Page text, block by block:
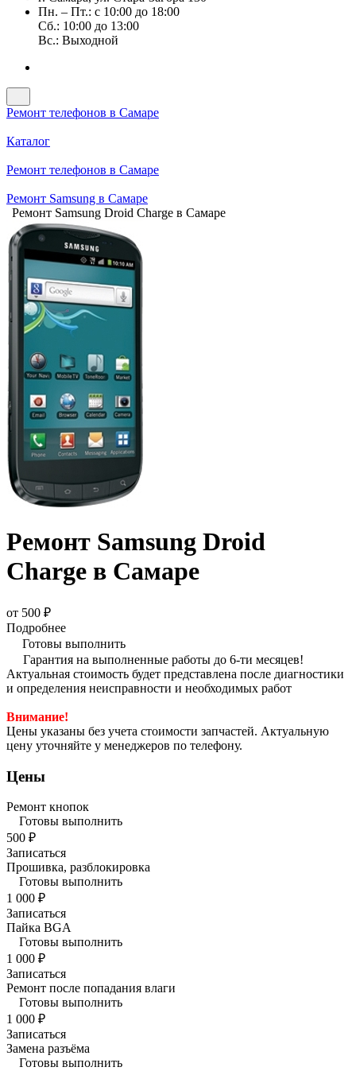
Пн. – Пт.: с 10:00 до 18:00
Сб.: 10:00 до 13:00
Вс.: Выходной
Ремонт телефонов в Самаре
Каталог
Ремонт телефонов в Самаре
Ремонт Samsung в Самаре
Ремонт Samsung Droid Charge в Самаре
Ремонт Samsung Droid
Charge в Самаре
от 500 ₽
Подробнее
Готовы выполнить
Гарантия на выполненные работы до 6-ти месяцев!
Актуальная стоимость будет представлена после диагностики
и определения неисправности и необходимых работ
Внимание!
Цены указаны без учета стоимости запчастей. Актуальную
цену уточняйте у менеджеров по телефону.
Цены
Ремонт кнопок
Готовы выполнить
500 ₽
Записаться
Прошивка, разблокировка
Готовы выполнить
1 000 ₽
Записаться
Пайка BGA
Готовы выполнить
1 000 ₽
Записаться
Ремонт после попадания влаги
Готовы выполнить
1 000 ₽
Записаться
Замена разъёма
Готовы выполнить